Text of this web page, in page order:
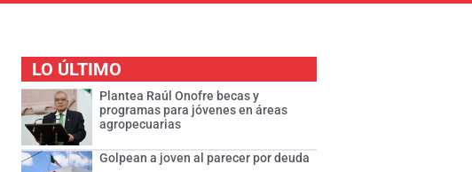
LO ÚLTIMO
Plantea Raúl Onofre becas y
programas para jóvenes en áreas
agropecuarias
Golpean a joven al parecer por deuda